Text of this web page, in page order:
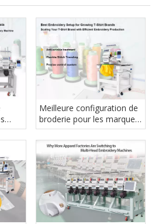
Meilleure configuration de
broderie pour les marques
de t-shirts en pleine
croissance